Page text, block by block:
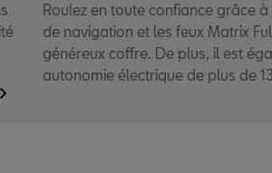
Roulez en toute confiance grâce
de navigation et les feux Matrix
généreux coffre. De plus, il est
autonomie électrique de plus de